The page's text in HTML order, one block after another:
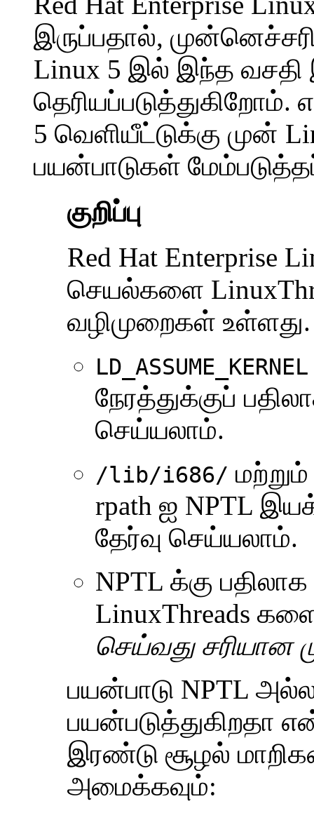
இருப்பதால்,
Linux 5 இல் இந்த வசதி
தெரியப்படுத்துகிறோம்.
5 வெளியீட்டுக்கு முன்
பயன்பாடுகள்
குறிப்பு
Red Hat Enterprise
செயல்களை
வழிமுறைகள்
LD_ASSUME_KERNEL
நேரத்துக்குப்
செய்யலாம்.
/lib/i686/
rpath ஐ NPTL
தேர்வு செய்யலாம்.
NPTL க்கு
LinuxThreads
செய்வது சரியான
பயன்பாடு NPTL
பயன்படுத்துகிறதா
இரண்டு சூழல்
அமைக்கவும்: